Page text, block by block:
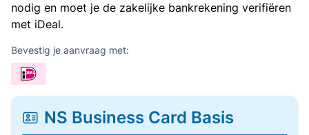
nodig en moet je de zakelijke bankrekening verifiëren
met iDeal.
Bevestig je aanvraag met:
NS Business Card Basis